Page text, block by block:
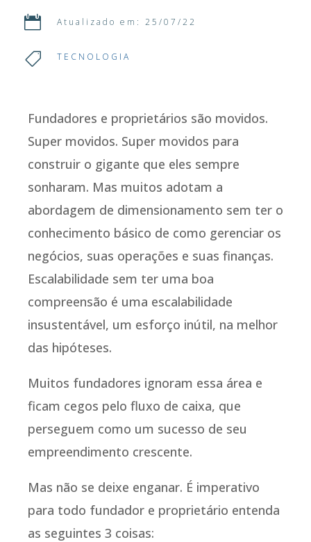
 Atualizado em: 25/07/22
 TECNOLOGIA
Fundadores e proprietários são movidos.
Super movidos. Super movidos para
construir o gigante que eles sempre
sonharam. Mas muitos adotam a
abordagem de dimensionamento sem ter o
conhecimento básico de como gerenciar os
negócios, suas operações e suas finanças.
Escalabilidade sem ter uma boa
compreensão é uma escalabilidade
insustentável, um esforço inútil, na melhor
das hipóteses.
Muitos fundadores ignoram essa área e
ficam cegos pelo fluxo de caixa, que
perseguem como um sucesso de seu
empreendimento crescente.
Mas não se deixe enganar. É imperativo
para todo fundador e proprietário entenda
as seguintes 3 coisas: